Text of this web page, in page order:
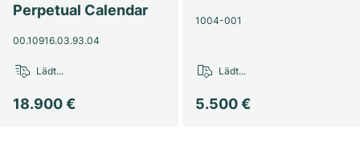
Milgauss
Yacht-Master
Damenuhren
Ronde
Crash
Professional
Transocean
Formula 1
Gebraucht
Portofino
Da Vinci
Spirit of Big Bang
Gebraucht
Perpetual Calendar
00.10916.03.93.04
18.900 €
Lädt...
1004-001
5.500 €
Lädt...